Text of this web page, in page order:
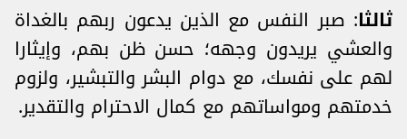
ثالثا: صبر النفس مع الذين يدعون ربهم بالغداة
والعشي يريدون وجهه؛ حسن ظن بهم، وإيثارا
لهم على نفسك، مع دوام البشر والتبشير، ولزوم
خدمتهم ومواساتهم مع كمال الاحترام والتقدير.